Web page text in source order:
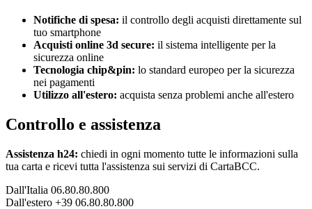
Notifiche di spesa: il controllo degli acquisti direttamente sul
tuo smartphone
Acquisti online 3d secure: il sistema intelligente per la
sicurezza online
Tecnologia chip&pin: lo standard europeo per la sicurezza
nei pagamenti
Utilizzo all'estero: acquista senza problemi anche all'estero
Controllo e assistenza
Assistenza h24: chiedi in ogni momento tutte le informazioni sulla
tua carta e ricevi tutta l'assistenza sui servizi di CartaBCC.
Dall'Italia 06.80.80.800
Dall'estero +39 06.80.80.800